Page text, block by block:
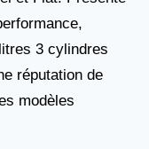
3 cylindres
réputation de
modèles